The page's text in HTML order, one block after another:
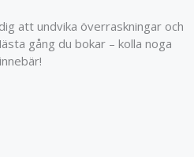
att undvika överraskningar och
gång du bokar – kolla noga